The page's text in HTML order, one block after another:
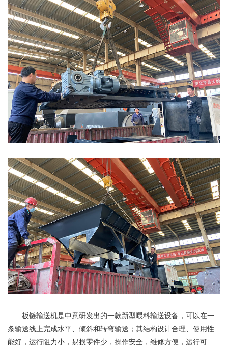
板链输送机是中意研发出的一款新型喂料输送设备，可以在一
条输送线上完成水平、倾斜和转弯输送；其结构设计合理、使用性
能好，运行阻力小，易损零件少，操作安全，维修方便，运行可